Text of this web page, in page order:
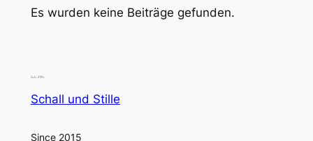
Es wurden keine Beiträge gefunden.
Schall und Stille
Since 2015